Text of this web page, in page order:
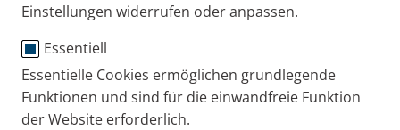
Einstellungen widerrufen oder anpassen.
Essentiell
Essentielle Cookies ermöglichen grundlegende
Funktionen und sind für die einwandfreie Funktion
der Website erforderlich.
Kategorien
Eltern + Kind
Warum hustet man? Einfache Erklärung für
Kinder
Husten kennen wir alle. Aber warum husten wir? Wo